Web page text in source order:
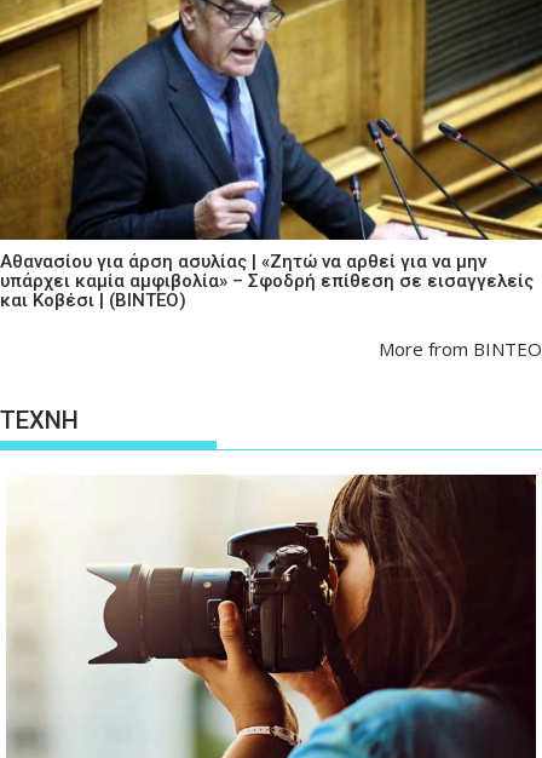
Αθανασίου για άρση ασυλίας | «Ζητώ να αρθεί για να μην
υπάρχει καμία αμφιβολία» – Σφοδρή επίθεση σε εισαγγελείς
και Κοβέσι | (ΒΙΝΤΕΟ)
More from ΒΙΝΤΕΟ
ΤΕΧΝΗ